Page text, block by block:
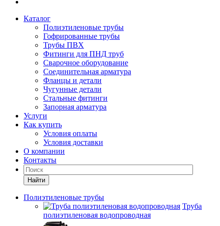
Каталог
Полиэтиленовые трубы
Гофрированные трубы
Трубы ПВХ
Фитинги для ПНД труб
Сварочное оборудование
Соединительная арматура
Фланцы и детали
Чугунные детали
Стальные фитинги
Запорная арматура
Услуги
Как купить
Условия оплаты
Условия доставки
О компании
Контакты
Найти
Полиэтиленовые трубы
Труба
полиэтиленовая водопроводная